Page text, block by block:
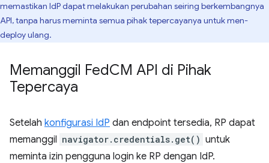
memastikan IdP dapat melakukan perubahan seiring berkembangnya
API, tanpa harus meminta semua pihak tepercayanya untuk men-
deploy ulang.
Memanggil FedCM API di Pihak
Tepercaya
Setelah konfigurasi IdP dan endpoint tersedia, RP dapat
memanggil navigator.credentials.get() untuk
meminta izin pengguna login ke RP dengan IdP.